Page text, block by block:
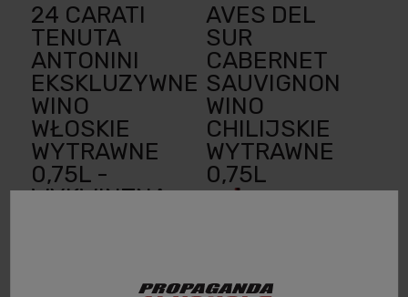
24 CARATI
TENUTA
ANTONINI
EKSKLUZYWNE
WINO
WŁOSKIE
WYTRAWNE
0,75L -
WYKWINTNA
AVES DEL
SUR
CABERNET
SAUVIGNON
WINO
CHILIJSKIE
WYTRAWNE
0,75L